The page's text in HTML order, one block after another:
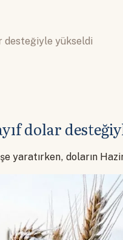
desteğiyle yükseldi
dolar
yaratırken, doların